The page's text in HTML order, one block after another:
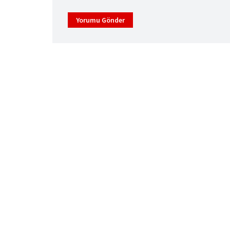
Yorumu Gönder